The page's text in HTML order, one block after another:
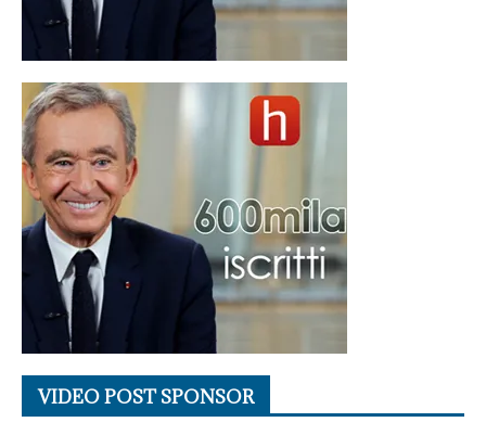
VIDEO POST SPONSOR